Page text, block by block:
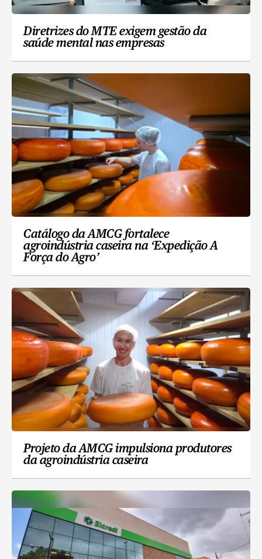
Diretrizes do MTE exigem gestão da
saúde mental nas empresas
Catálogo da AMCG fortalece
agroindústria caseira na ‘Expedição A
Força do Agro’
Projeto da AMCG impulsiona produtores
da agroindústria caseira